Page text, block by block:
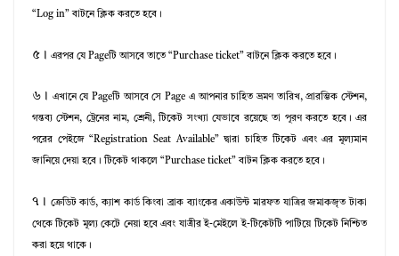
“Log in” বাটনে ক্লিক করতে হবে।
৫। এরপর যে Pageটি আসবে তাতে “Purchase ticket” বাটনে ক্লিক করতে হবে।
৬। এখানে যে Pageটি আসবে সে Page এ আপনার চাহিত ভ্রমণ তারিখ, প্রারম্ভিক স্টেশন,
গন্তব্য স্টেশন, ট্রেনের নাম, শ্রেনী, টিকেট সংখ্যা যেভাবে রয়েছে তা পূরণ করতে হবে। এর
পরের পেইজে “Registration Seat Available” দ্বারা চাহিত টিকেট এবং এর মূল্যমান
জানিয়ে দেয়া হবে। টিকেট থাকলে “Purchase ticket” বাটন ক্লিক করতে হবে।
৭। ক্রেডিট কার্ড, ক্যাশ কার্ড কিংবা ব্রাক ব্যাংকের একাউন্ট মারফত যাত্রির জমাকজৃত টাকা
থেকে টিকেট মূল্য কেটে নেয়া হবে এবং যাত্রীর ই-মেইলে ই-টিকেটটি পাটিয়ে টিকেট নিশ্চিত
করা হয়ে থাকে।